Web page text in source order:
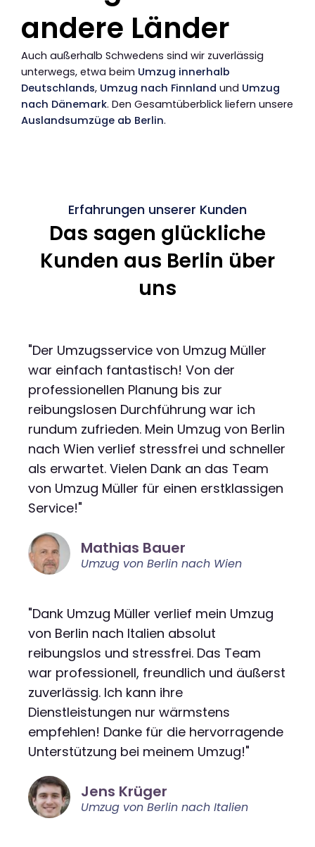
andere Länder
Auch außerhalb Schwedens sind wir zuverlässig
unterwegs, etwa beim Umzug innerhalb
Deutschlands, Umzug nach Finnland und Umzug
nach Dänemark. Den Gesamtüberblick liefern unsere
Auslandsumzüge ab Berlin.
Erfahrungen unserer Kunden
Das sagen glückliche
Kunden aus Berlin über
uns
"Der Umzugsservice von Umzug Müller
war einfach fantastisch! Von der
professionellen Planung bis zur
reibungslosen Durchführung war ich
rundum zufrieden. Mein Umzug von Berlin
nach Wien verlief stressfrei und schneller
als erwartet. Vielen Dank an das Team
von Umzug Müller für einen erstklassigen
Service!"
Mathias Bauer
Umzug von Berlin nach Wien
"Dank Umzug Müller verlief mein Umzug
von Berlin nach Italien absolut
reibungslos und stressfrei. Das Team
war professionell, freundlich und äußerst
zuverlässig. Ich kann ihre
Dienstleistungen nur wärmstens
empfehlen! Danke für die hervorragende
Unterstützung bei meinem Umzug!"
Jens Krüger
Umzug von Berlin nach Italien